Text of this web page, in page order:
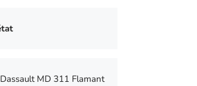
MD 311 Flamant